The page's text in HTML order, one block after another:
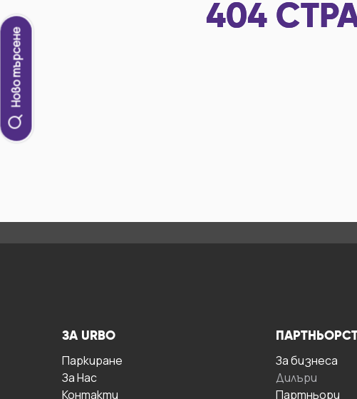
Ново търсене
404
ЗА URBO
Паркиране
За Hас
Контакти
За бизнесa
Дилъри
Партньори